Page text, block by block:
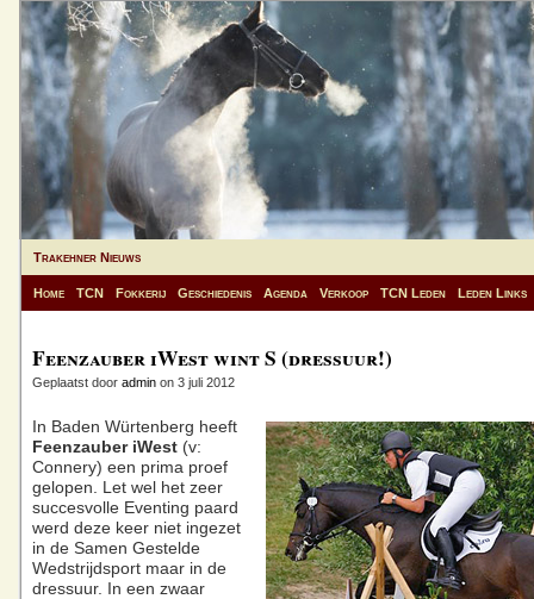
Trakehner Nieuws
Home TCN Fokkerij Geschiedenis Agenda Verkoop TCN Leden Leden Links
Feenzauber iWest wint S (dressuur!)
Geplaatst door admin on 3 juli 2012
In Baden Würtenberg heeft
Feenzauber iWest (v:
Connery) een prima proef
gelopen. Let wel het zeer
succesvolle Eventing paard
werd deze keer niet ingezet
in de Samen Gestelde
Wedstrijdsport maar in de
dressuur. In een zwaar